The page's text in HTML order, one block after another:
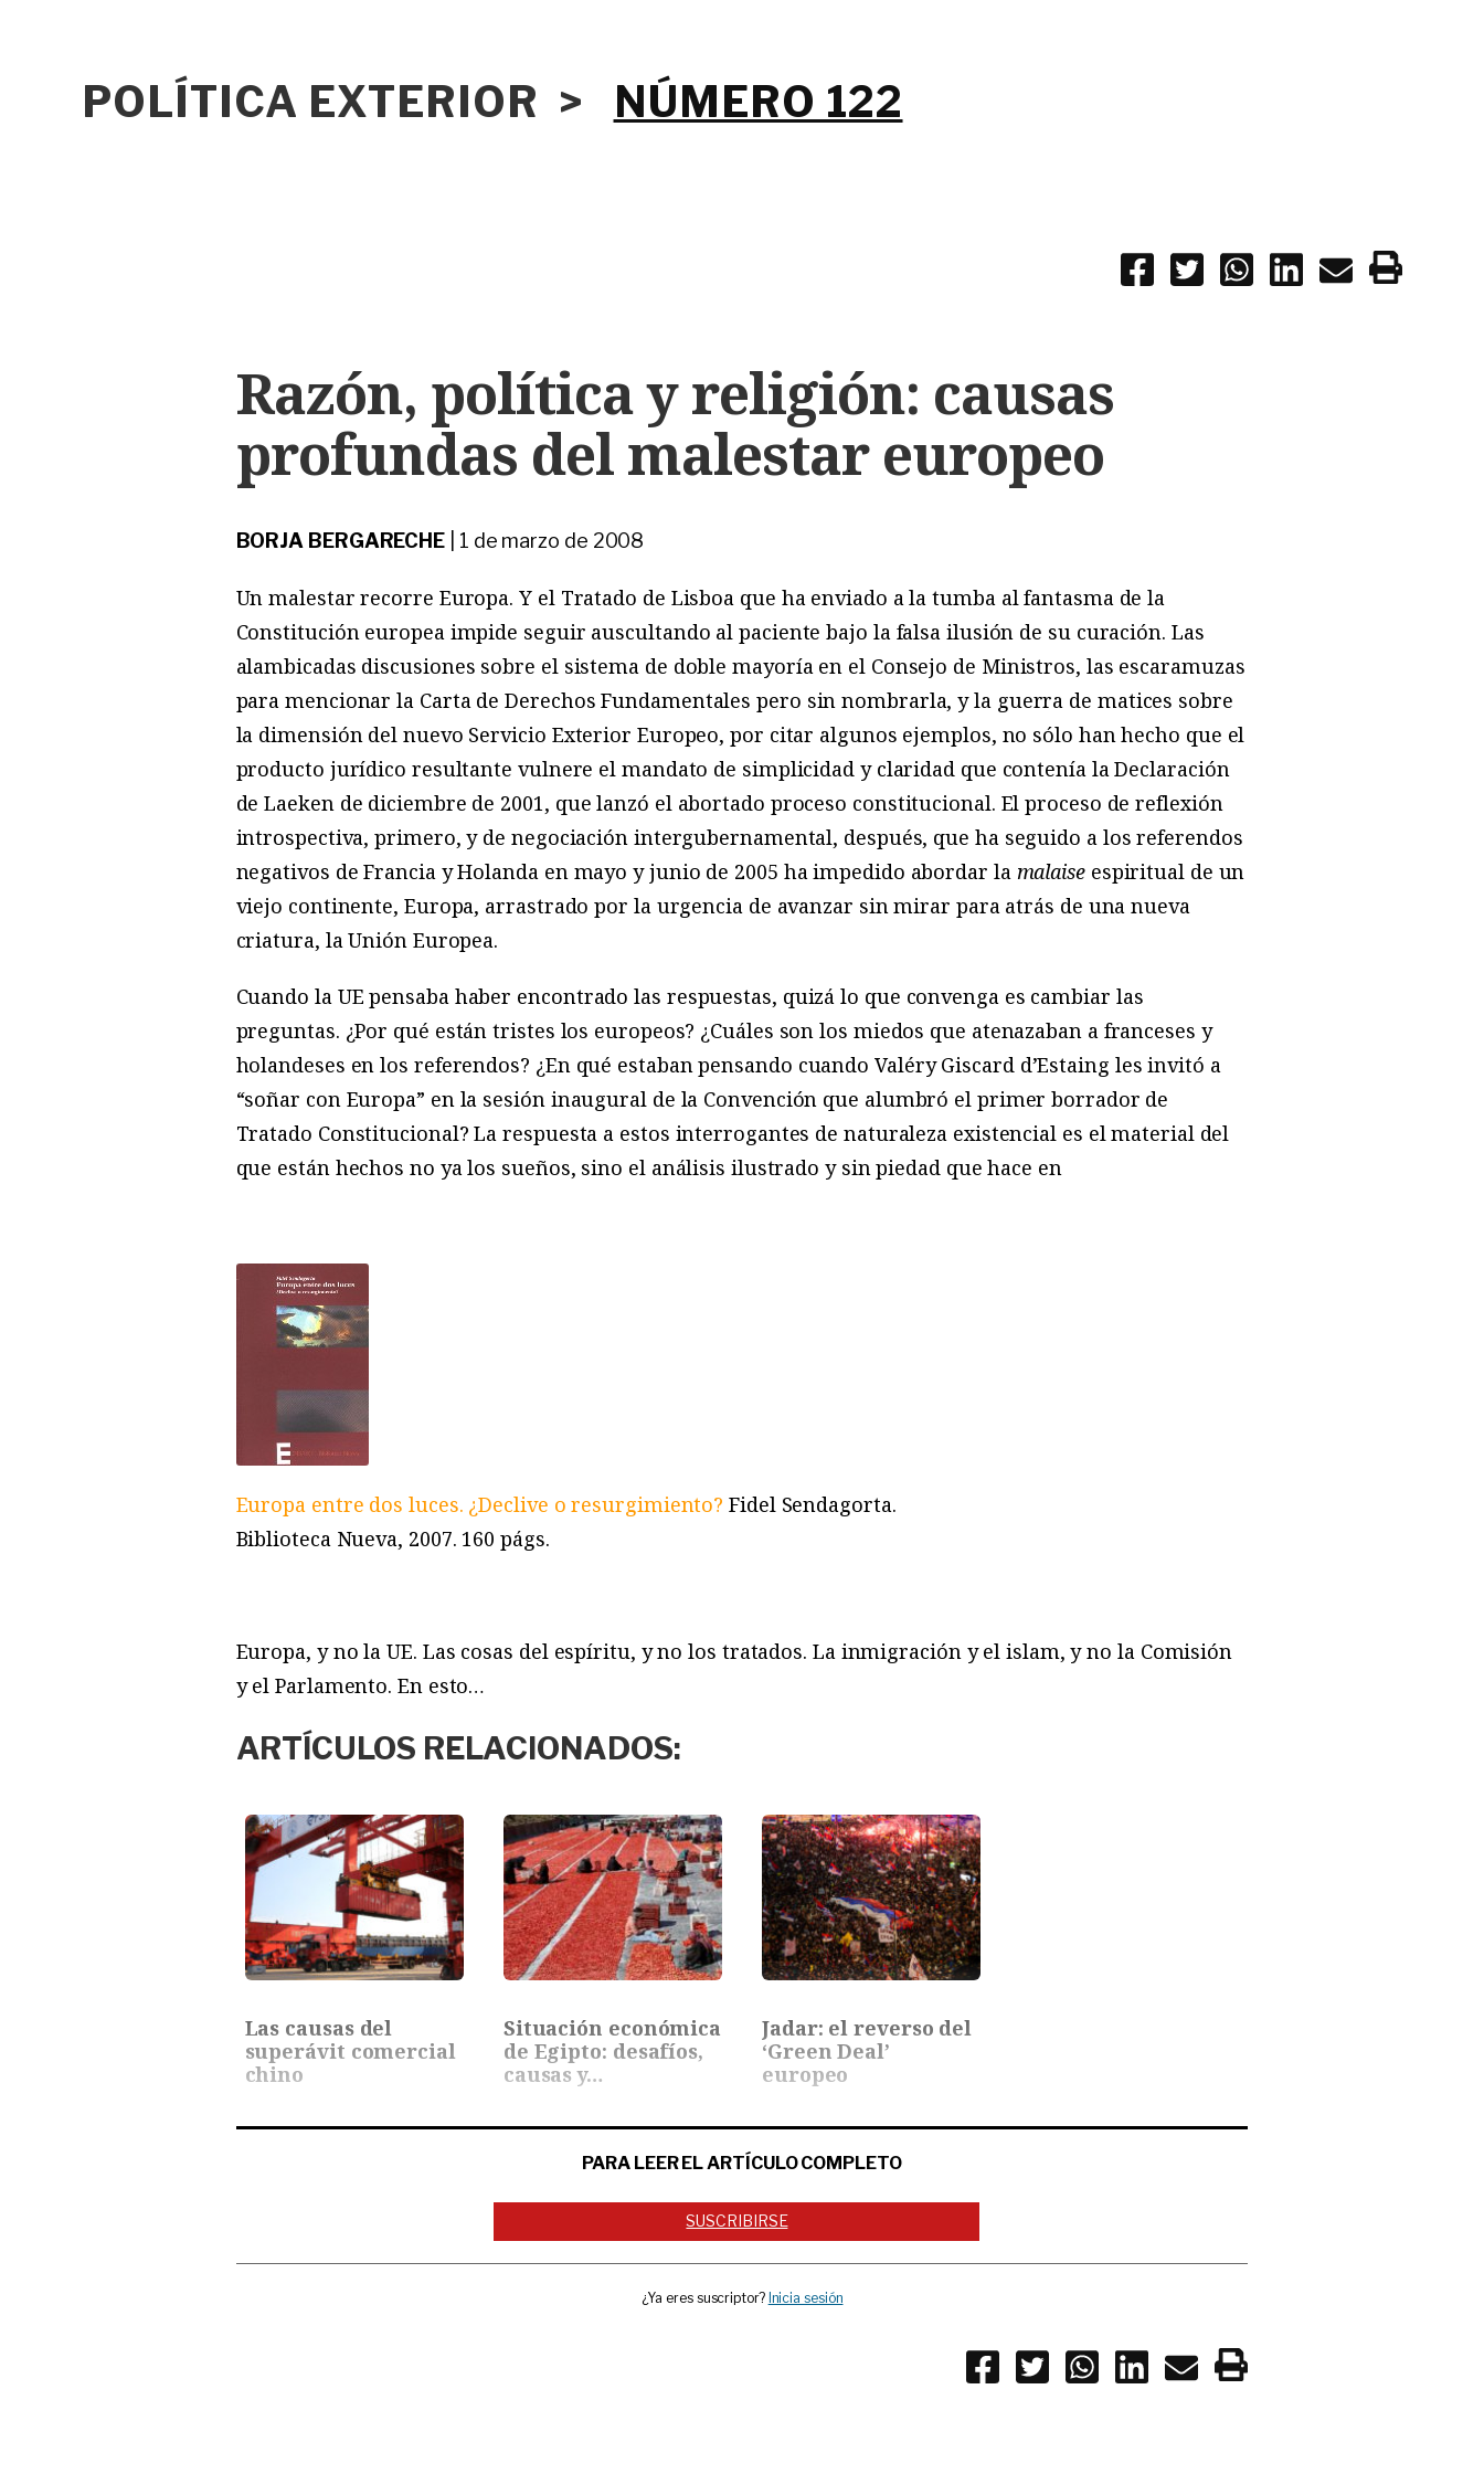
POLÍTICA EXTERIOR > NÚMERO 122
Razón, política y religión: causas
profundas del malestar europeo
BORJA BERGARECHE 1 de marzo de 2008
Un malestar recorre Europa. Y el Tratado de Lisboa que ha enviado a la tumba al fantasma de la
Constitución europea impide seguir auscultando al paciente bajo la falsa ilusión de su curación. Las
alambicadas discusiones sobre el sistema de doble mayoría en el Consejo de Ministros, las escaramuzas
para mencionar la Carta de Derechos Fundamentales pero sin nombrarla, y la guerra de matices sobre
la dimensión del nuevo Servicio Exterior Europeo, por citar algunos ejemplos, no sólo han hecho que el
producto jurídico resultante vulnere el mandato de simplicidad y claridad que contenía la Declaración
de Laeken de diciembre de 2001, que lanzó el abortado proceso constitucional. El proceso de reflexión
introspectiva, primero, y de negociación intergubernamental, después, que ha seguido a los referendos
negativos de Francia y Holanda en mayo y junio de 2005 ha impedido abordar la malaise espiritual de un
viejo continente, Europa, arrastrado por la urgencia de avanzar sin mirar para atrás de una nueva
criatura, la Unión Europea.
Cuando la UE pensaba haber encontrado las respuestas, quizá lo que convenga es cambiar las
preguntas. ¿Por qué están tristes los europeos? ¿Cuáles son los miedos que atenazaban a franceses y
holandeses en los referendos? ¿En qué estaban pensando cuando Valéry Giscard d’Estaing les invitó a
“soñar con Europa” en la sesión inaugural de la Convención que alumbró el primer borrador de
Tratado Constitucional? La respuesta a estos interrogantes de naturaleza existencial es el material del
que están hechos no ya los sueños, sino el análisis ilustrado y sin piedad que hace en
Europa entre dos luces. ¿Declive o resurgimiento? Fidel Sendagorta.
Biblioteca Nueva, 2007. 160 págs.
Europa, y no la UE. Las cosas del espíritu, y no los tratados. La inmigración y el islam, y no la Comisión
y el Parlamento. En esto…
ARTÍCULOS RELACIONADOS:
Las causas del
superávit comercial
chino
Situación económica
de Egipto: desafíos,
causas y…
Jadar: el reverso del
‘Green Deal’
europeo
PARA LEER EL ARTÍCULO COMPLETO
SUSCRIBIRSE
¿Ya eres suscriptor? Inicia sesión